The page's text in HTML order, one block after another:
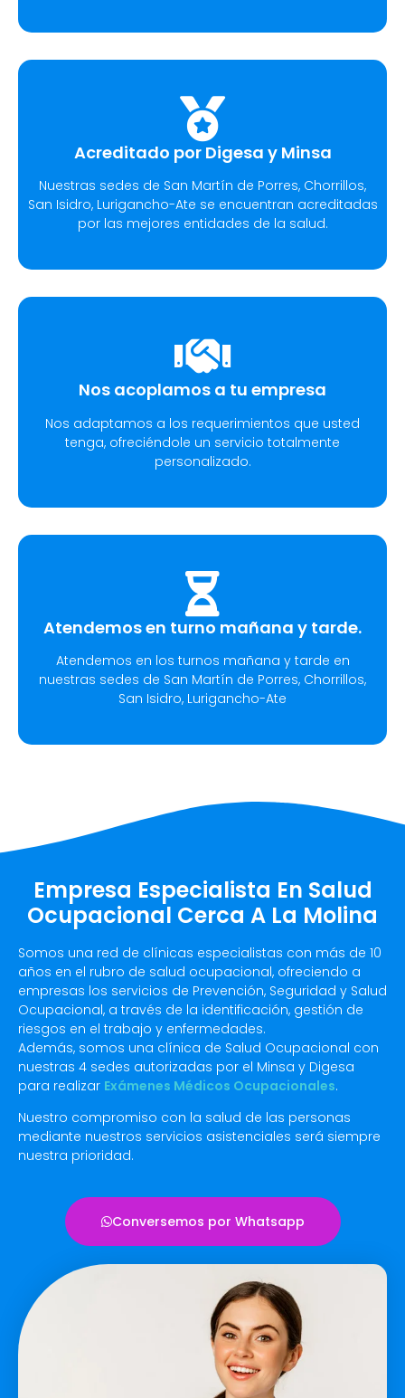
Acreditado por Digesa y Minsa​
Nuestras sedes de San Martín de Porres, Chorrillos,
San Isidro, Lurigancho-Ate se encuentran acreditadas
por las mejores entidades de la salud.
Nos acoplamos a tu empresa
Nos adaptamos a los requerimientos que usted
tenga, ofreciéndole un servicio totalmente
personalizado.
Atendemos en turno mañana y tarde.
Atendemos en los turnos mañana y tarde en
nuestras sedes de San Martín de Porres, Chorrillos,
San Isidro, Lurigancho-Ate
Empresa Especialista En Salud
Ocupacional Cerca A La Molina
Somos una red de clínicas especialistas con más de 10
años en el rubro de salud ocupacional, ofreciendo a
empresas los servicios de Prevención, Seguridad y Salud
Ocupacional, a través de la identificación, gestión de
riesgos en el trabajo y enfermedades.
Además, somos una clínica de Salud Ocupacional con
nuestras 4 sedes autorizadas por el Minsa y Digesa
para realizar Exámenes Médicos Ocupacionales.
Nuestro compromiso con la salud de las personas
mediante nuestros servicios asistenciales será siempre
nuestra prioridad.
Conversemos por Whatsapp